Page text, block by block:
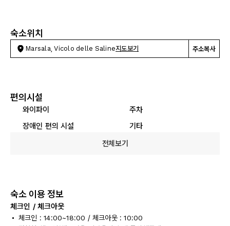
숙소위치
Marsala, Vicolo delle Saline지도보기 주소복사
편의시설
와이파이
주차
장애인 편의 시설
기타
전체보기
숙소 이용 정보
체크인 / 체크아웃
체크인 : 14:00~18:00 / 체크아웃 : 10:00